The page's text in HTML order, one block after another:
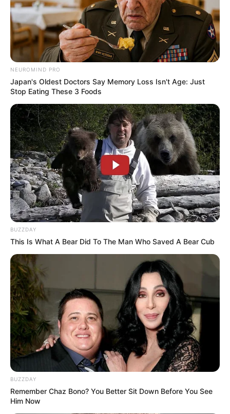
NEUROMIND PRO
Japan's Oldest Doctors Say Memory Loss Isn't Age: Just
Stop Eating These 3 Foods
BUZZDAY
This Is What A Bear Did To The Man Who Saved A Bear Cub
BUZZDAY
Remember Chaz Bono? You Better Sit Down Before You See
Him Now